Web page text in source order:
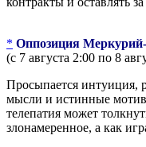
* Оппозиция
(с 7 августа 2:00 по 8
Просыпается интуиция,
мысли и истинные
телепатия может
злонамеренное, а как